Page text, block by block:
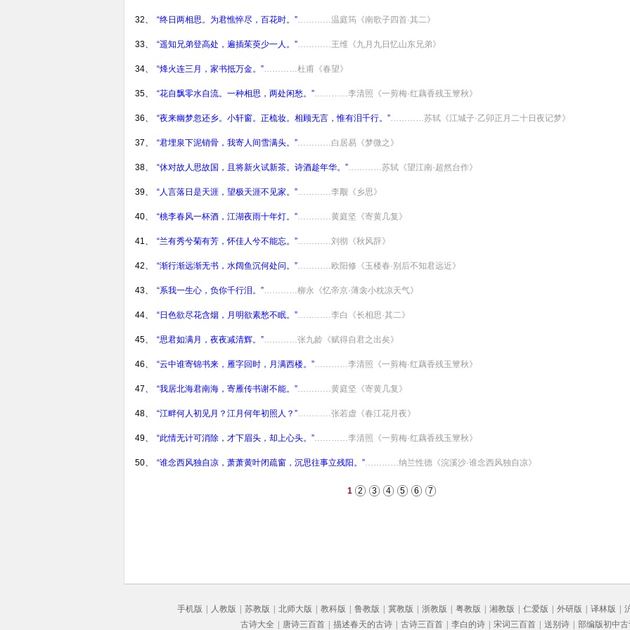
32、 “终日两相思。为君憔悴尽，百花时。”…………温庭筠《南歌子四首·其二》
33、 “遥知兄弟登高处，遍插茱萸少一人。”…………王维《九月九日忆山东兄弟》
34、 “烽火连三月，家书抵万金。”…………杜甫《春望》
35、 “花自飘零水自流。一种相思，两处闲愁。”…………李清照《一剪梅·红藕香残玉簟秋》
36、 “夜来幽梦忽还乡。小轩窗。正梳妆。相顾无言，惟有泪千行。”…………苏轼《江城子·乙卯正月二十日夜记梦》
37、 “君埋泉下泥销骨，我寄人间雪满头。”…………白居易《梦微之》
38、 “休对故人思故国，且将新火试新茶。诗酒趁年华。”…………苏轼《望江南·超然台作》
39、 “人言落日是天涯，望极天涯不见家。”…………李觏《乡思》
40、 “桃李春风一杯酒，江湖夜雨十年灯。”…………黄庭坚《寄黄几复》
41、 “兰有秀兮菊有芳，怀佳人兮不能忘。”…………刘彻《秋风辞》
42、 “渐行渐远渐无书，水阔鱼沉何处问。”…………欧阳修《玉楼春·别后不知君远近》
43、 “系我一生心，负你千行泪。”…………柳永《忆帝京·薄衾小枕凉天气》
44、 “日色欲尽花含烟，月明欲素愁不眠。”…………李白《长相思·其二》
45、 “思君如满月，夜夜减清辉。”…………张九龄《赋得自君之出矣》
46、 “云中谁寄锦书来，雁字回时，月满西楼。”…………李清照《一剪梅·红藕香残玉簟秋》
47、 “我居北海君南海，寄雁传书谢不能。”…………黄庭坚《寄黄几复》
48、 “江畔何人初见月？江月何年初照人？”…………张若虚《春江花月夜》
49、 “此情无计可消除，才下眉头，却上心头。”…………李清照《一剪梅·红藕香残玉簟秋》
50、 “谁念西风独自凉，萧萧黄叶闭疏窗，沉思往事立残阳。”…………纳兰性德《浣溪沙·谁念西风独自凉》
1 2 3 4 5 6 7
手机版 人教版 苏教版 北师大版 教科版 鲁教版 冀教版 浙教版 粤教版 湘教版 仁爱版 外研版 译林版
古诗大全
唐诗三百首 描述春天的古诗 古诗三百首 李白的诗 宋词三百首 送别诗 部编版初中